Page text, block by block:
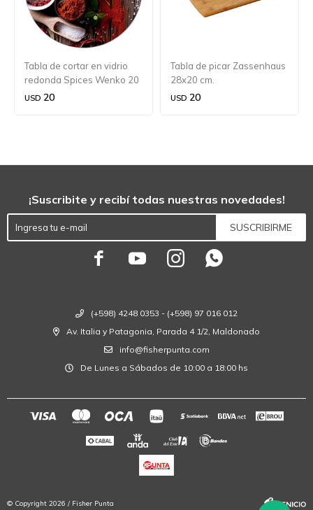
Tabla de cortar en vidrio
redonda Spices Wenko 20
cm.
USD 20
Tabla de picar Zassenhaus
28x20 cm.
USD 20
(+598) 4248 0353 - (+598) 97 016 012
Av. Italia y Patagonia, Parada 4 1/2, Maldonado
info@fisherpunta.com
De Lunes a Sábados de 10:00 a 18:00 hs
¡Suscribite y recibí todas nuestras novedades!
SUSCRIBIRME
   
© Copyright 2026 / Fisher Punta